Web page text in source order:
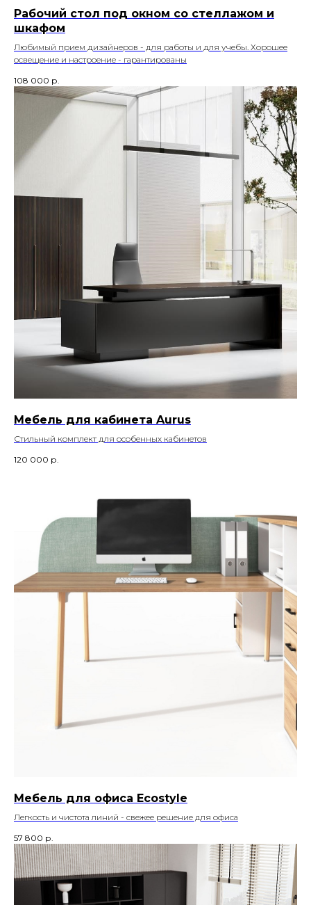
Рабочий стол под окном со стеллажом и
шкафом
Любимый прием дизайнеров - для работы и для учебы. Хорошее
освещение и настроение - гарантированы
108 000 р.
Мебель для кабинета Aurus
Стильный комплект для особенных кабинетов
120 000 р.
Мебель для офиса Ecostyle
Легкость и чистота линий - свежее решение для офиса
57 800 р.